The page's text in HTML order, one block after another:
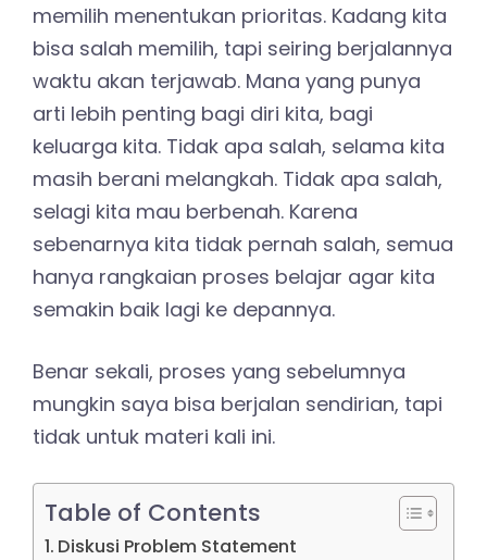
memilih menentukan prioritas. Kadang kita
bisa salah memilih, tapi seiring berjalannya
waktu akan terjawab. Mana yang punya
arti lebih penting bagi diri kita, bagi
keluarga kita. Tidak apa salah, selama kita
masih berani melangkah. Tidak apa salah,
selagi kita mau berbenah. Karena
sebenarnya kita tidak pernah salah, semua
hanya rangkaian proses belajar agar kita
semakin baik lagi ke depannya.
Benar sekali, proses yang sebelumnya
mungkin saya bisa berjalan sendirian, tapi
tidak untuk materi kali ini.
Table of Contents
Diskusi Problem Statement